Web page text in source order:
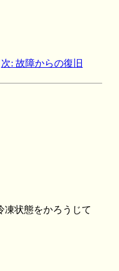
次: 故障からの復旧
凍状態をかろうじて